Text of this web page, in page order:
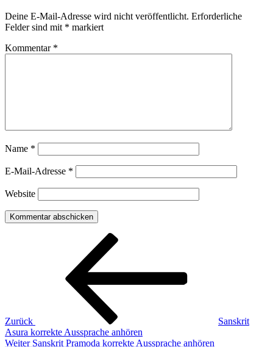
Deine E-Mail-Adresse wird nicht veröffentlicht. Erforderliche
Felder sind mit * markiert
Kommentar *
Name *
E-Mail-Adresse *
Website
Beitragsnavigation
Zurück
Sanskrit
Asura korrekte Aussprache anhören
Nächster
Weiter Sanskrit Pramoda korrekte Aussprache anhören